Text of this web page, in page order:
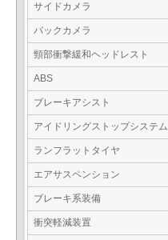
サイドカメラ
バックカメラ
頸部衝撃緩和ヘッドレスト
ABS
ブレーキアシスト
アイドリングストップシステム
ランフラットタイヤ
エアサスペンション
ブレーキ系装備
衝突軽減装置